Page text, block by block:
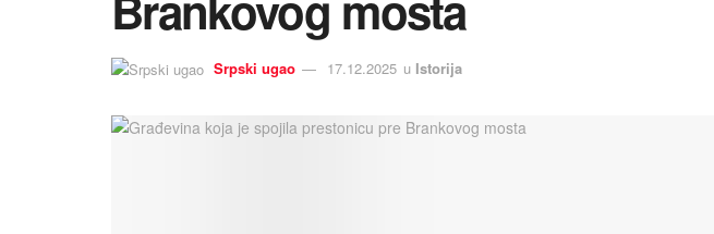
Srpski ugao 17.12.2025 u Istorija